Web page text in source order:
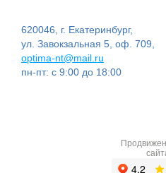
620046, г. Екатеринбург,
ул. Завокзальная 5, оф. 709,
optima-nt@mail.ru
пн-пт: с 9:00 до 18:00